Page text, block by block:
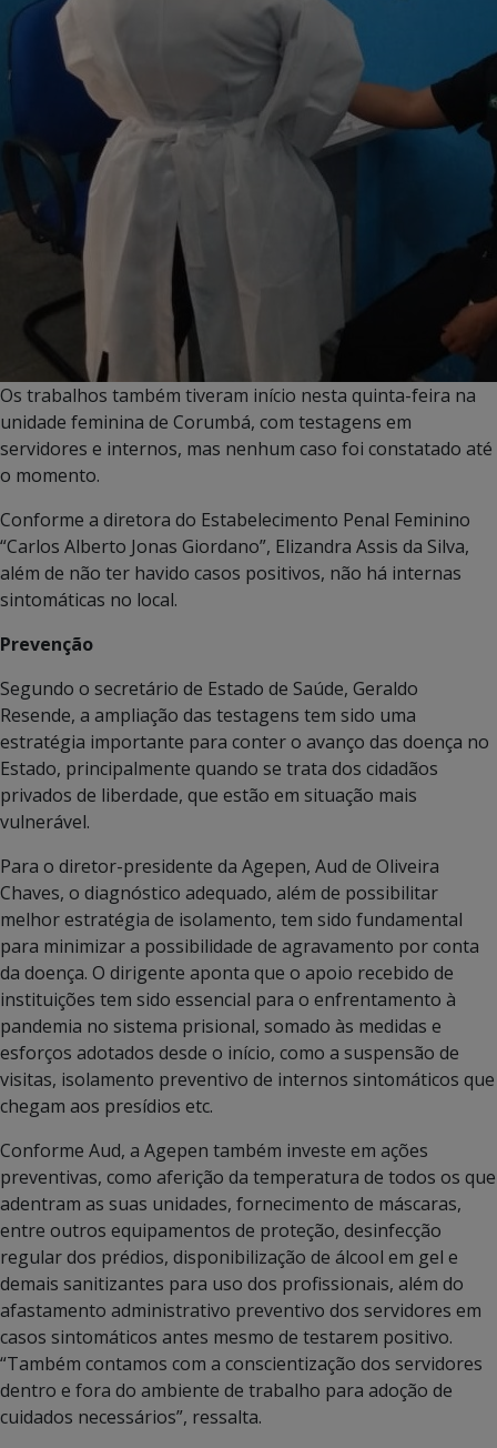
Os trabalhos também tiveram início nesta quinta-feira na
unidade feminina de Corumbá, com testagens em
servidores e internos, mas nenhum caso foi constatado até
o momento.
Conforme a diretora do Estabelecimento Penal Feminino
“Carlos Alberto Jonas Giordano”, Elizandra Assis da Silva,
além de não ter havido casos positivos, não há internas
sintomáticas no local.
Prevenção
Segundo o secretário de Estado de Saúde, Geraldo
Resende, a ampliação das testagens tem sido uma
estratégia importante para conter o avanço das doença no
Estado, principalmente quando se trata dos cidadãos
privados de liberdade, que estão em situação mais
vulnerável.
Para o diretor-presidente da Agepen, Aud de Oliveira
Chaves, o diagnóstico adequado, além de possibilitar
melhor estratégia de isolamento, tem sido fundamental
para minimizar a possibilidade de agravamento por conta
da doença. O dirigente aponta que o apoio recebido de
instituições tem sido essencial para o enfrentamento à
pandemia no sistema prisional, somado às medidas e
esforços adotados desde o início, como a suspensão de
visitas, isolamento preventivo de internos sintomáticos que
chegam aos presídios etc.
Conforme Aud, a Agepen também investe em ações
preventivas, como aferição da temperatura de todos os que
adentram as suas unidades, fornecimento de máscaras,
entre outros equipamentos de proteção, desinfecção
regular dos prédios, disponibilização de álcool em gel e
demais sanitizantes para uso dos profissionais, além do
afastamento administrativo preventivo dos servidores em
casos sintomáticos antes mesmo de testarem positivo.
“Também contamos com a conscientização dos servidores
dentro e fora do ambiente de trabalho para adoção de
cuidados necessários”, ressalta.